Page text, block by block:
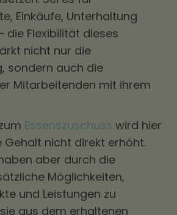
Einkäufe, Unterhaltung
die Flexibilität dieses
nicht nur die
sondern auch die
Mitarbeitenden mit ihrem
Essenszuschuss wird hier
Gehalt nicht direkt erhöht.
aber durch die
Möglichkeiten,
und Leistungen zu
aus dem erhaltenen